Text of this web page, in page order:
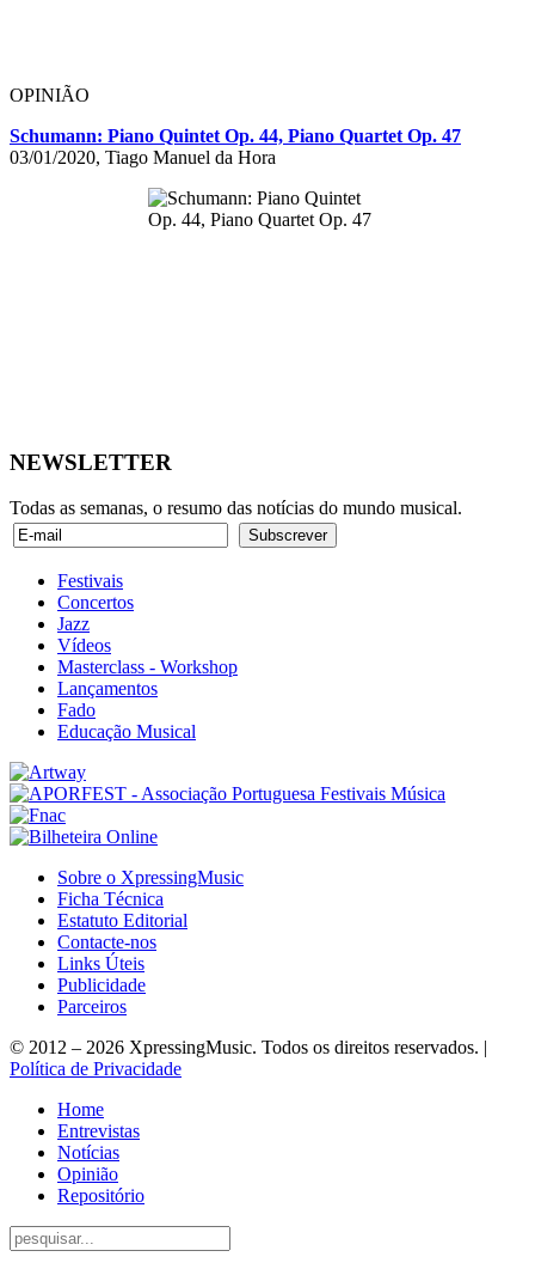
OPINIÃO
Schumann: Piano Quintet Op. 44, Piano Quartet Op. 47
03/01/2020, Tiago Manuel da Hora
NEWSLETTER
Todas as semanas, o resumo das notícias do mundo musical.
Festivais
Concertos
Jazz
Vídeos
Masterclass - Workshop
Lançamentos
Fado
Educação Musical
Sobre o XpressingMusic
Ficha Técnica
Estatuto Editorial
Contacte-nos
Links Úteis
Publicidade
Parceiros
© 2012 – 2026 XpressingMusic. Todos os direitos reservados. |
Política de Privacidade
Home
Entrevistas
Notícias
Opinião
Repositório